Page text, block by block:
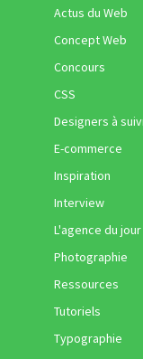
Actus du Web
Concept Web
Concours
CSS
Designers à
E-commerce
Inspiration
Interview
L'agence du jour
Photographie
Ressources
Tutoriels
Typographie